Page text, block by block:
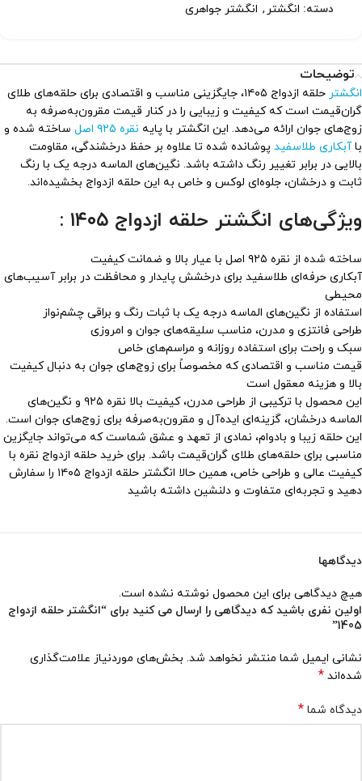
دسته: انگشتر , انگشتر جواهری
توضیحات
انگشتر
حلقه ازدواج ۱۴۰۵، جایگزینی مناسب و اقتصادی برای حلقه‌های طلای
گران‌قیمت است که کیفیت و زیبایی را در کنار قیمت مقرون‌به‌صرفه به
زوج‌های جوان ارائه می‌دهد. این انگشتر با پایه نقره ۹۲۵ اصل
ساخته شده و
باآبکاری طلاسفید پوشانده شده تا علاوه بر حفظ درخشندگی، مقاومت
بالایی در برابر تغییر رنگ داشته باشد. نگین‌های الماسه درجه یک با رنگ
ثابت و درخشان، جلوه‌ای لوکس و خاص به این حلقه ازدواج بخشیده‌اند.
ویژگی‌های انگشتر حلقه ازدواج ۱۴۰۵ :
ساخته شده از نقره ۹۲۵ اصل با عیار بالا و ضمانت کیفیت
آبکاری حرفه‌ای طلاسفید برای درخشش پایدار و محافظت در برابر آسیب‌های
محیطی
استفاده از نگین‌های الماسه درجه یک با ثبات رنگ و براقی چشم‌نواز
طراحی فانتزی و مدرن، مناسب سلیقه‌های جوان و امروزی
سبک و راحت برای استفاده روزانه و مراسم‌های خاص
قیمت مناسب و اقتصادی که مخصوصاً برای زوج‌های جوان به دنبال کیفیت
بالا و هزینه معقول است
این محصول با ترکیبی از طراحی مدرن، کیفیت بالا نقره ۹۲۵ و نگین‌های
الماسه درخشان، گزینه‌ای ایده‌آل و مقرون‌به‌صرفه برای زوج‌های جوان است.
این حلقه زیبا و بادوام، نمادی از تعهد و عشق شماست که می‌تواند جایگزین
مناسبی برای حلقه‌های طلای گران‌قیمت باشد. برای خرید حلقه ازدواج نقره با
کیفیت عالی و طراحی خاص، همین حالا انگشتر حلقه ازدواج ۱۴۰۵ را سفارش
دهید و تجربه‌ای متفاوت و دلنشین داشته باشید
دیدگاهها
هیچ دیدگاهی برای این محصول نوشته نشده است.
اولین نفری باشید که دیدگاهی را ارسال می کنید برای “انگشتر حلقه ازدواج
1405”
نشانی ایمیل شما منتشر نخواهد شد. بخش‌های موردنیاز علامت‌گذاری
شده‌اند *
دیدگاه شما *